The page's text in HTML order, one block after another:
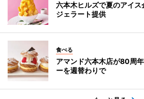
六本木ヒルズで夏のアイ
ジェラート提供
食べる
アマンド六本木店が80周
ーを週替わりで